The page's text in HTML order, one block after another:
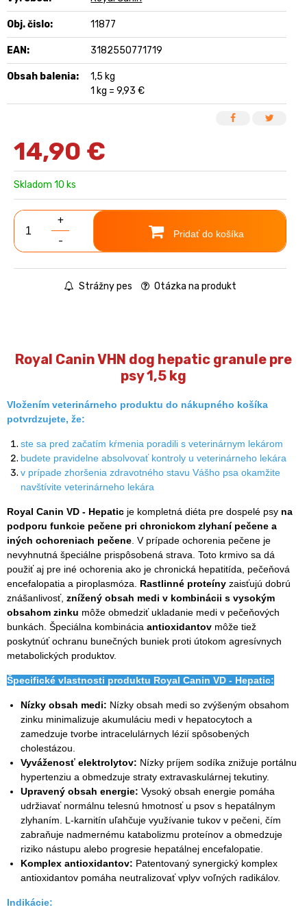
Obj. čislo: 11877
EAN: 3182550771719
Obsah balenia:
1,5 kg
1 kg = 9,93 €
14,90 €
Skladom 10 ks
+
-
Pridať do košíka
Strážny pes Otázka na produkt
Royal Canin VHN dog hepatic granule pre
psy 1,5 kg
Vložením veterinárneho produktu do nákupného košíka
potvrdzujete, že:
ste sa pred začatím kŕmenia poradili s veterinárnym lekárom
budete pravidelne absolvovať kontroly u veterinárneho lekára
v prípade zhoršenia zdravotného stavu Vášho psa okamžite
navštívite veterinárneho lekára
Royal Canin VD - Hepatic je kompletná diéta pre dospelé psy na
podporu funkcie pečene pri chronickom zlyhaní pečene a
iných ochoreniach pečene . V prípade ochorenia pečene je
nevyhnutná špeciálne prispôsobená strava. Toto krmivo sa dá
použiť aj pre iné ochorenia ako je chronická hepatitída, pečeňová
encefalopatia a piroplasmóza. Rastlinné proteíny zaisťujú dobrú
znášanlivosť, znížený obsah medi v kombinácii s vysokým
obsahom zinku môže obmedziť ukladanie medi v pečeňových
bunkách. Špeciálna kombinácia antioxidantov môže tiež
poskytnúť ochranu bunečných buniek proti útokom agresívnych
metabolických produktov.
Špecifické vlastnosti produktu Royal Canin VD - Hepatic:
Nízky obsah medi: Nízky obsah medi so zvýšeným obsahom
zinku minimalizuje akumuláciu medi v hepatocytoch a
zamedzuje tvorbe intracelulárnych lézií spôsobených
cholestázou.
Vyváženosť elektrolytov: Nízky príjem sodíka znižuje portálnu
hypertenziu a obmedzuje straty extravaskulárnej tekutiny.
Upravený obsah energie: Vysoký obsah energie pomáha
udržiavať normálnu telesnú hmotnosť u psov s hepatálnym
zlyhaním. L-karnitín uľahčuje využívanie tukov v pečeni, čím
zabraňuje nadmernému katabolizmu proteínov a obmedzuje
riziko nástupu alebo progresie hepatálnej encefalopatie.
Komplex antioxidantov: Patentovaný synergický komplex
antioxidantov pomáha neutralizovať vplyv voľných radikálov.
Indikácie: